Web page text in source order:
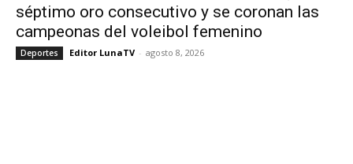
séptimo oro consecutivo y se coronan las
campeonas del voleibol femenino
Deportes Editor LunaTV - agosto 8, 2026